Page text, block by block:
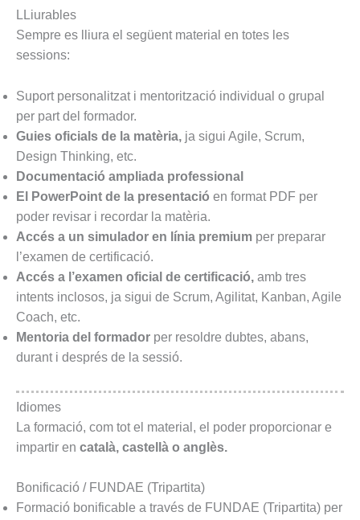
LLiurables
Sempre es lliura el següent material en totes les
sessions:
Suport personalitzat i mentorització individual o grupal
per part del formador.
Guies oficials de la matèria, ja sigui Agile, Scrum,
Design Thinking, etc.
Documentació ampliada professional
El PowerPoint de la presentació en format PDF per
poder revisar i recordar la matèria.
Accés a un simulador en línia premium per preparar
l’examen de certificació.
Accés a l’examen oficial de certificació, amb tres
intents inclosos, ja sigui de Scrum, Agilitat, Kanban, Agile
Coach, etc.
Mentoria del formador per resoldre dubtes, abans,
durant i després de la sessió.
Idiomes
La formació, com tot el material, el poder proporcionar e
impartir en català, castellà o anglès.
Bonificació / FUNDAE (Tripartita)
Formació bonificable a través de FUNDAE (Tripartita) per